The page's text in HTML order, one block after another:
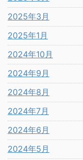
2025年3月
2025年1月
2024年10月
2024年9月
2024年8月
2024年7月
2024年6月
2024年5月